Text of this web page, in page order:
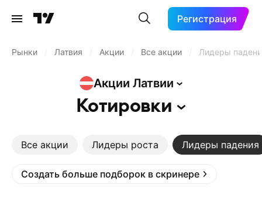
Регистрация
Рынки Латвия Акции Все акции Лидеры
Акции Латвии
Котировки
Все акции Лидеры роста Лидеры падения
Создать больше подборок в скринере